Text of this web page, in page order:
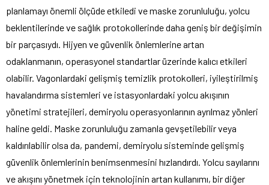
planlamayı önemli ölçüde etkiledi ve maske zorunluluğu, yolcu
beklentilerinde ve sağlık protokollerinde daha geniş bir değişimin
bir parçasıydı. Hijyen ve güvenlik önlemlerine artan
odaklanmanın, operasyonel standartlar üzerinde kalıcı etkileri
olabilir. Vagonlardaki gelişmiş temizlik protokolleri, iyileştirilmiş
havalandırma sistemleri ve istasyonlardaki yolcu akışının
yönetimi stratejileri, demiryolu operasyonlarının ayrılmaz yönleri
haline geldi. Maske zorunluluğu zamanla gevşetilebilir veya
kaldırılabilir olsa da, pandemi, demiryolu sisteminde gelişmiş
güvenlik önlemlerinin benimsenmesini hızlandırdı. Yolcu sayılarını
ve akışını yönetmek için teknolojinin artan kullanımı, bir diğer